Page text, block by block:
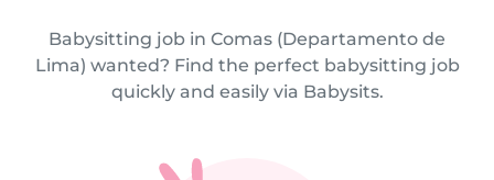
Babysitting job in Comas (Departamento de
Lima) wanted? Find the perfect babysitting job
quickly and easily via Babysits.